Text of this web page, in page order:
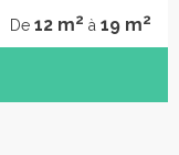
De 12 m2 à 19 m2